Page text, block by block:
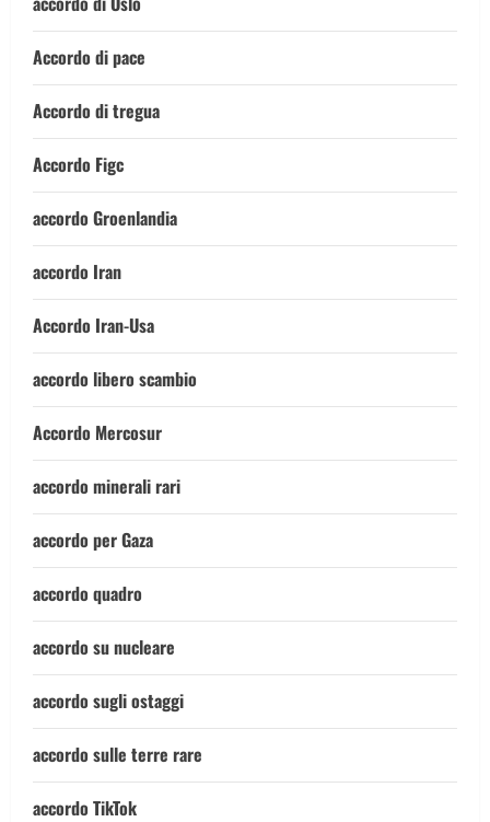
Accordo di pace
Accordo di tregua
Accordo Figc
accordo Groenlandia
accordo Iran
Accordo Iran-Usa
accordo libero scambio
Accordo Mercosur
accordo minerali rari
accordo per Gaza
accordo quadro
accordo su nucleare
accordo sugli ostaggi
accordo sulle terre rare
accordo TikTok